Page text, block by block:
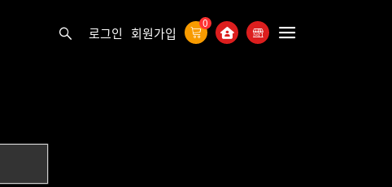
로그인 회원가입
0